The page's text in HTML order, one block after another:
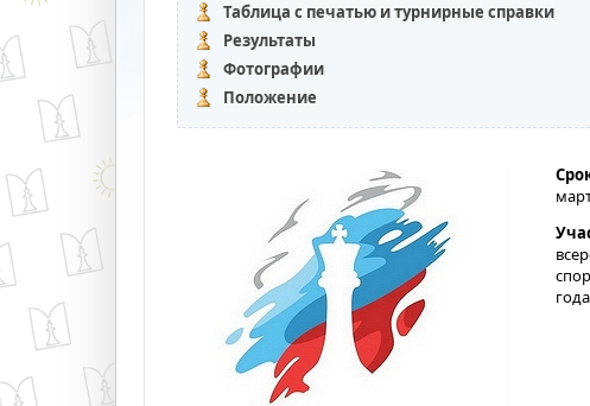
Таблица с печатью и турнирные справки
Результаты
Фотографии
Положение